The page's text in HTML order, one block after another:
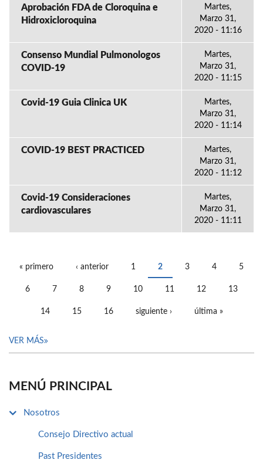
Aprobación FDA de Cloroquina e
Hidroxicloroquina
Martes,
Marzo 31,
2020 - 11:16
Consenso Mundial Pulmonologos
COVID-19
Martes,
Marzo 31,
2020 - 11:15
Covid-19 Guia Clinica UK
Martes,
Marzo 31,
2020 - 11:14
COVID-19 BEST PRACTICED
Martes,
Marzo 31,
2020 - 11:12
Covid-19 Consideraciones
cardiovasculares
Martes,
Marzo 31,
2020 - 11:11
« primero ‹ anterior 1 2 3 4 5
6 7 8 9 10 11 12 13
14 15 16 siguiente › última »
VER MÁS
MENÚ PRINCIPAL
Nosotros
Consejo Directivo actual
Past Presidentes